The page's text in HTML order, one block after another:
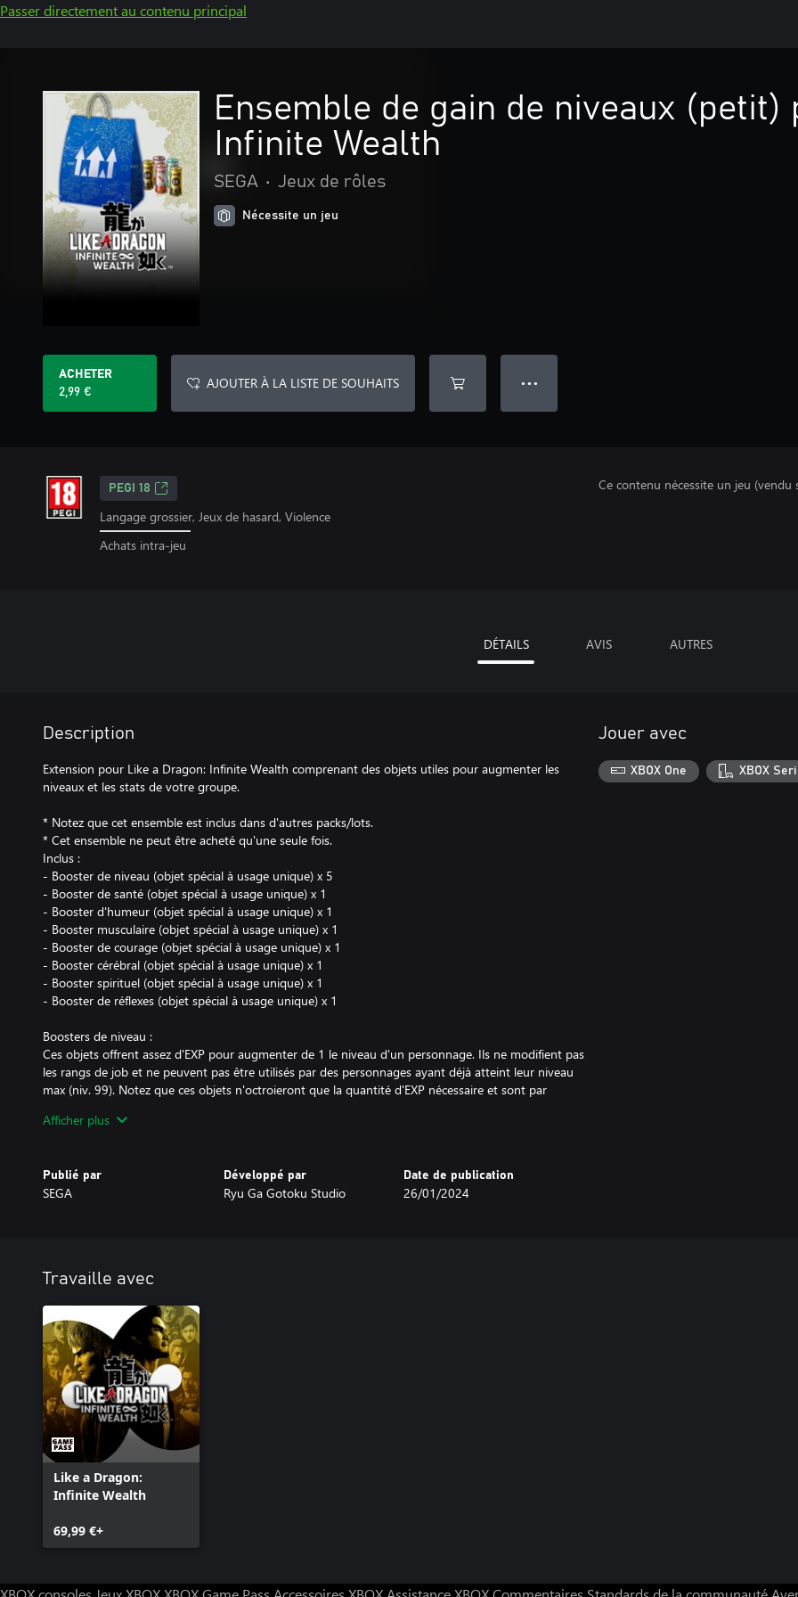
Passer directement au contenu principal
Ensemble de gain de niveaux (petit)
Infinite Wealth
SEGA • Jeux de rôles
Nécessite un jeu
ACHETER
2,99 €
AJOUTER À LA LISTE DE SOUHAITS ● ● ●
PEGI 18
Langage grossier, Jeux de hasard, Violence
Achats intra-jeu
Ce contenu nécessite un jeu (vendu
DÉTAILS AVIS AUTRES
Description
Extension pour Like a Dragon: Infinite Wealth comprenant des objets utiles pour augmenter les
niveaux et les stats de votre groupe.
* Notez que cet ensemble est inclus dans d'autres packs/lots.
* Cet ensemble ne peut être acheté qu'une seule fois.
Inclus :
- Booster de niveau (objet spécial à usage unique) x 5
- Booster de santé (objet spécial à usage unique) x 1
- Booster d'humeur (objet spécial à usage unique) x 1
- Booster musculaire (objet spécial à usage unique) x 1
- Booster de courage (objet spécial à usage unique) x 1
- Booster cérébral (objet spécial à usage unique) x 1
- Booster spirituel (objet spécial à usage unique) x 1
- Booster de réflexes (objet spécial à usage unique) x 1
Boosters de niveau :
Ces objets offrent assez d'EXP pour augmenter de 1 le niveau d'un personnage. Ils ne modifient pas
les rangs de job et ne peuvent pas être utilisés par des personnages ayant déjà atteint leur niveau
max (niv. 99). Notez que ces objets n'octroieront que la quantité d'EXP nécessaire et sont par
niveau.
Ces objets augmentent la stat correspondante d'un personnage (PV, PM, Attaque, Défense, Magie,
Volonté, Agilité). Ils ne peuvent pas être utilisés par des personnages ayant déjà atteint le niveau
Afficher plus
Publié par
SEGA
Développé par
Ryu Ga Gotoku Studio
Date de publication
26/01/2024
Jouer avec
XBOX One XBOX
Travaille avec
Like a Dragon:
Infinite Wealth
69,99 €+